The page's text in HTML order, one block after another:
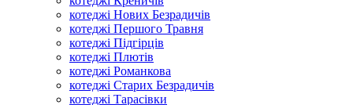
котеджі Нових Безрадичів
котеджі Першого Травня
котеджі Підгірців
котеджі Плютів
котеджі Романкова
котеджі Старих Безрадичів
котеджі Тарасівки